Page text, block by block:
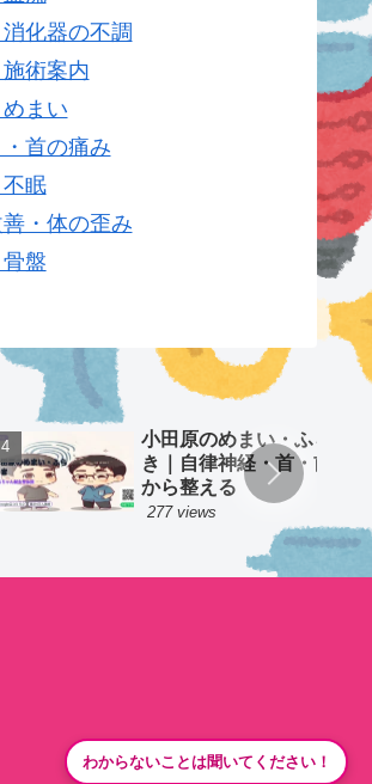
化器の不調
術案内
まい
首の痛み
眠
・体の歪み
盤
小田原のめまい・ふらつ
き｜自律神経・首・前庭
から整える
277 views
わからないことは聞いてください！